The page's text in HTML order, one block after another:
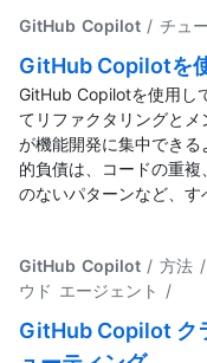
GitHub Copilot / チュ
GitHub Copilotを
GitHub Copilotを使用し
てリファクタリングと
が機能開発に集中でき
的負債は、コードの重
のないパターンなど、す
GitHub Copilot / 方法 /
ウド エージェント /
GitHub Copilot ク